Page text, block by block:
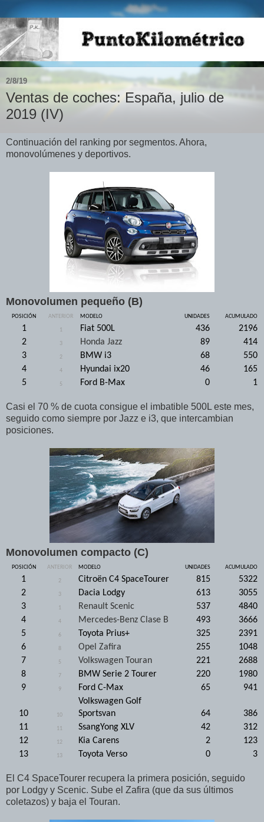
2/8/19
Ventas de coches: España, julio de
2019 (IV)
Continuación del ranking por segmentos. Ahora,
monovolúmenes y deportivos.
Monovolumen pequeño (B)
POSICIÓN ANTERIOR MODELO UNIDADES ACUMULADO
1 1 Fiat 500L 436
2196
2
3 Honda Jazz 89
414
3
2 BMW i3 68
550
4
4 Hyundai ix20 46
165
5
5 Ford B-Max 0 1
Casi el 70 % de cuota consigue el imbatible 500L este mes,
seguido como siempre por Jazz e i3, que intercambian
posiciones.
Monovolumen compacto (C)
POSICIÓN ANTERIOR MODELO UNIDADES ACUMULADO
1 2 Citroën C4 SpaceTourer 815
5322
2
3 Dacia Lodgy 613
3055
3
1 Renault Scenic 537
4840
4
4 Mercedes-Benz Clase B 493
3666
5
6 Toyota Prius+ 325
2391
6
8 Opel Zafira 255
1048
7
5 Volkswagen Touran 221
2688
8
7 BMW Serie 2 Tourer 220
1980
9
9 Ford C-Max 65 941
10 10
Volkswagen Golf
Sportsvan
64
386
11
11 SsangYong XLV 42
312
12
12 Kia Carens 2
123
13
13 Toyota Verso 0 3
El C4 SpaceTourer recupera la primera posición, seguido
por Lodgy y Scenic. Sube el Zafira (que da sus últimos
coletazos) y baja el Touran.